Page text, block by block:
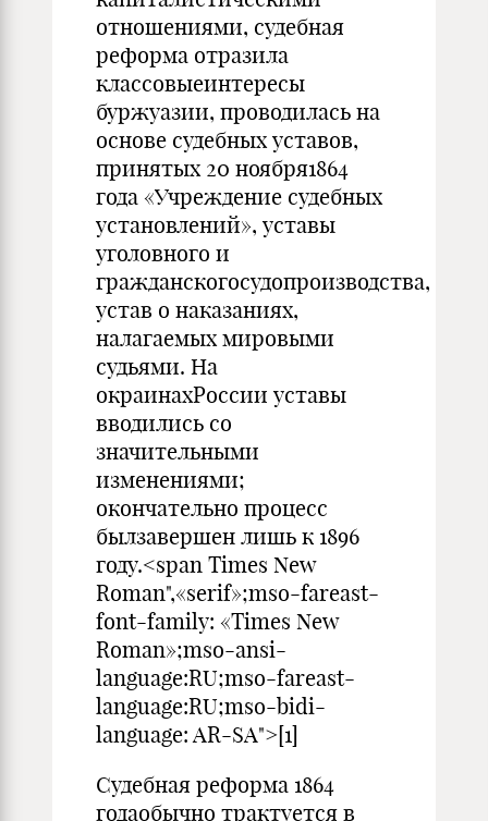
отношениями, судебная
реформа отразила
классовыеинтересы
буржуазии, проводилась на
основе судебных уставов,
принятых 20 ноября1864
года «Учреждение судебных
установлений», уставы
уголовного и
гражданскогосудопроизводства,
устав о наказаниях,
налагаемых мировыми
судьями. На
окраинахРоссии уставы
вводились со
значительными
изменениями;
окончательно процесс
былзавершен лишь к 1896
году.<span Times New
Roman",«serif»;mso-fareast-
font-family: «Times New
Roman»;mso-ansi-
language:RU;mso-fareast-
language:RU;mso-bidi-
language: AR-SA">[1]
Судебная реформа 1864
годаобычно трактуется в